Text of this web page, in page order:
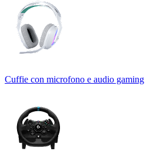
Cuffie con microfono e audio gaming